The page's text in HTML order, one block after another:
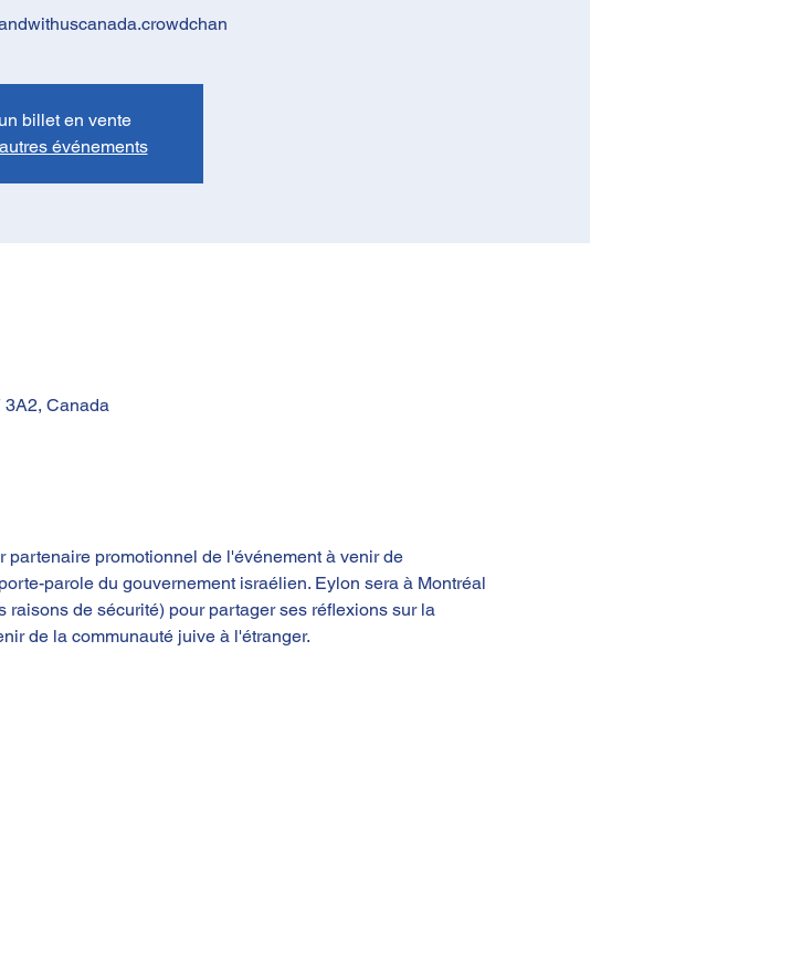
billet en vente
événements
3A2, Canada
promotionnel de l'événement à venir de
parole du gouvernement israélien. Eylon sera à Montréal
de sécurité) pour partager ses réflexions sur la
de la communauté juive à l'étranger.